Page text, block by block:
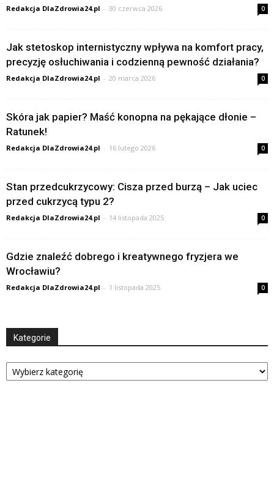
Redakcja DlaZdrowia24.pl - 30 czerwca 2026 0
Jak stetoskop internistyczny wpływa na komfort pracy,
precyzję osłuchiwania i codzienną pewność działania?
Redakcja DlaZdrowia24.pl - 20 marca 2026 0
Skóra jak papier? Maść konopna na pękające dłonie –
Ratunek!
Redakcja DlaZdrowia24.pl - 16 lutego 2026 0
Stan przedcukrzycowy: Cisza przed burzą – Jak uciec
przed cukrzycą typu 2?
Redakcja DlaZdrowia24.pl - 14 listopada 2025 0
Gdzie znaleźć dobrego i kreatywnego fryzjera we
Wrocławiu?
Redakcja DlaZdrowia24.pl - 1 listopada 2025 0
Kategorie
Kategorie